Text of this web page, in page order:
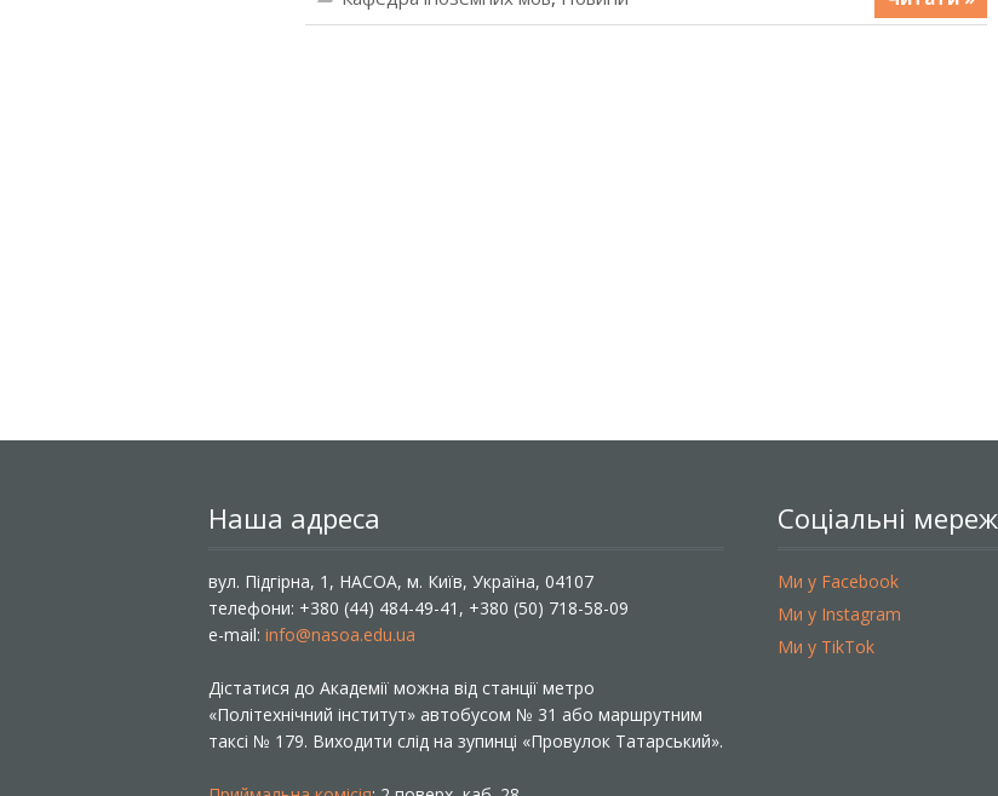
Наша адреса
вул. Підгірна, 1, НАСОА, м. Київ, Україна, 04107
телефони: +380 (44) 484-49-41, +380 (50) 718-58-09
e-mail: info@nasoa.edu.ua
Дістатися до Академії можна від станції метро
«Політехнічний інститут» автобусом № 31 або маршрутним
таксі № 179. Виходити слід на зупинці «Провулок Татарський».
Соціальні
Ми у Facebook
Ми у Instagram
Ми у TikTok